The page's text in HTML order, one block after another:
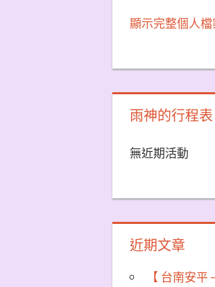
顯示完整個人
雨神的行程表
無近期活動
近期文章
【 台南安平